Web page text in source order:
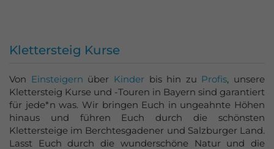
Klettersteig Kurse
Von Einsteigern über Kinderbis hin zu Profis, unsere
Klettersteig Kurse und -Touren in Bayern sind garantiert
für jede*n was. Wir bringen Euch in ungeahnte Höhen
hinaus und führen Euch durch die schönsten
Klettersteige im Berchtesgadener und Salzburger Land.
Lasst Euch durch die wunderschöne Natur und die